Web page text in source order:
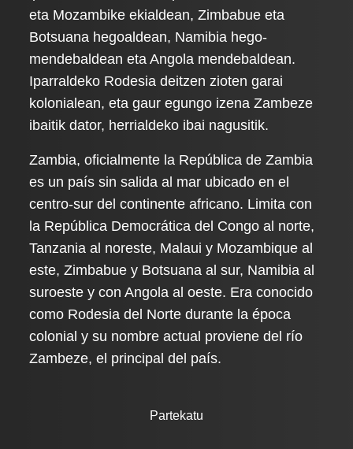
eta Mozambike ekialdean, Zimbabue eta
Botsuana hegoaldean, Namibia hego-
mendebaldean eta Angola mendebaldean.
Iparraldeko Rodesia deitzen zioten garai
kolonialean, eta gaur egungo izena Zambeze
ibaitik dator, herrialdeko ibai nagusitik.
Zambia, oficialmente la República de Zambia
es un país sin salida al mar ubicado en el
centro-sur del continente africano. Limita con
la República Democrática del Congo al norte,
Tanzania al noreste, Malaui y Mozambique al
este, Zimbabue y Botsuana al sur, Namibia al
suroeste y con Angola al oeste. Era conocido
como Rodesia del Norte durante la época
colonial y su nombre actual proviene del río
Zambeze, el principal del país.
Partekatu